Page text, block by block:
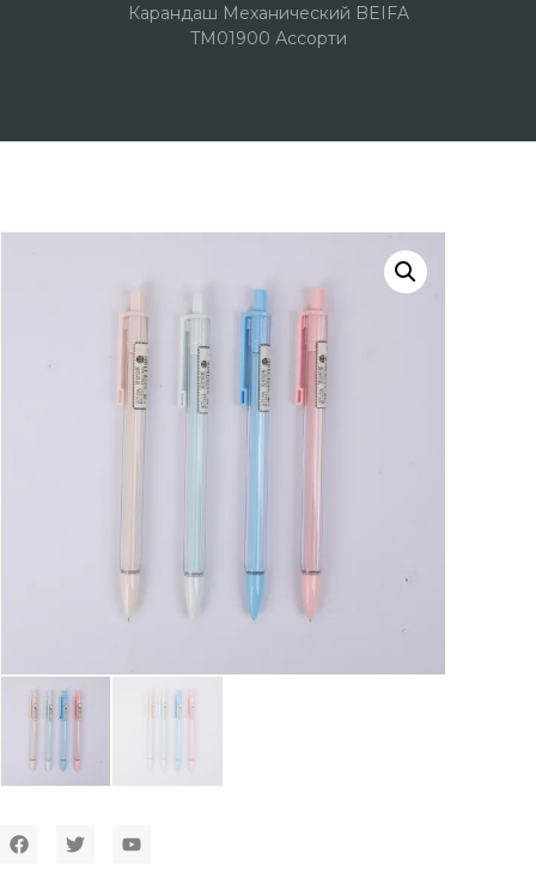
Карандаш Механический BEIFA
TM01900 Ассорти